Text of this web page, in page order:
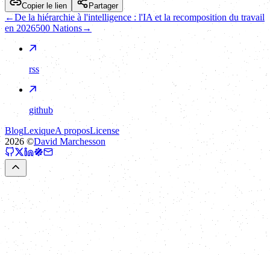
Copier le lien Partager
←De la hiérarchie à l'intelligence : l'IA et la recomposition du travail
en 2026500 Nations→
rss
github
BlogLexiqueA proposLicense
2026 ©David Marchesson